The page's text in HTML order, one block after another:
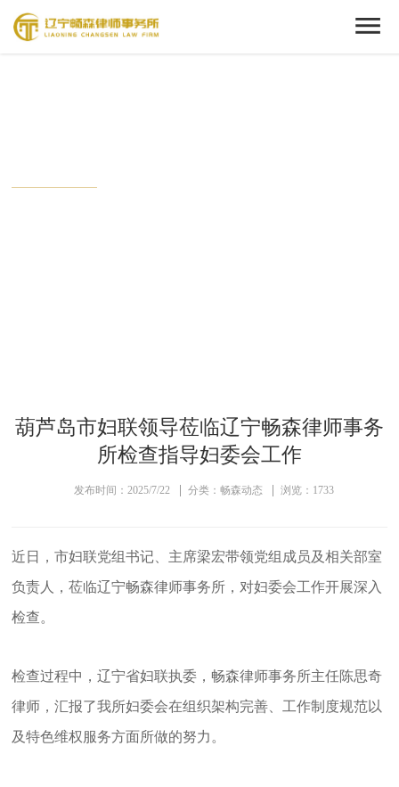
葫芦岛市妇联领导莅临辽宁畅森律师事务
所检查指导妇委会工作
发布时间：2025/7/22 分类：畅森动态 浏览：1733
近日，市妇联党组书记、主席梁宏带领党组成员及相关部室
负责人，莅临辽宁畅森律师事务所，对妇委会工作开展深入
检查。
检查过程中，辽宁省妇联执委，畅森律师事务所主任陈思奇
律师，汇报了我所妇委会在组织架构完善、工作制度规范以
及特色维权服务方面所做的努力。